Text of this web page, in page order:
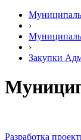
›
›
Закупки
Разработка